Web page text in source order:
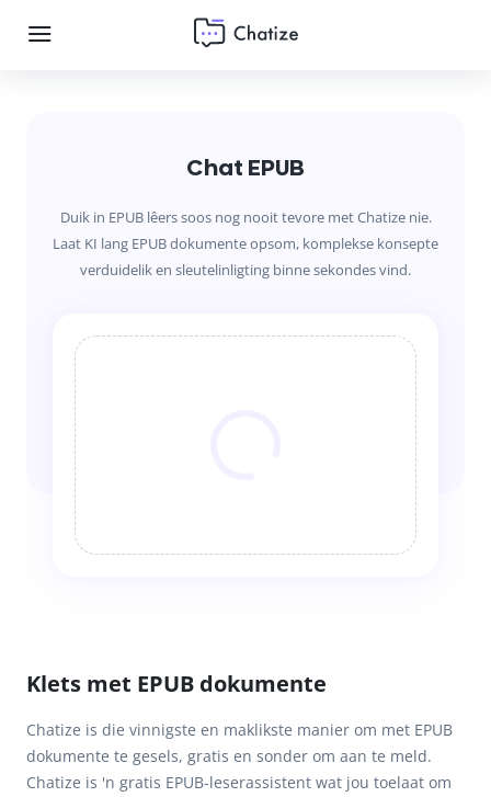
Chat EPUB
Duik in EPUB lêers soos nog nooit tevore met Chatize nie.
Laat KI lang EPUB dokumente opsom, komplekse konsepte
verduidelik en sleutelinligting binne sekondes vind.
Klets met EPUB dokumente
Chatize is die vinnigste en maklikste manier om met EPUB
dokumente te gesels, gratis en sonder om aan te meld.
Chatize is 'n gratis EPUB-leserassistent wat jou toelaat om